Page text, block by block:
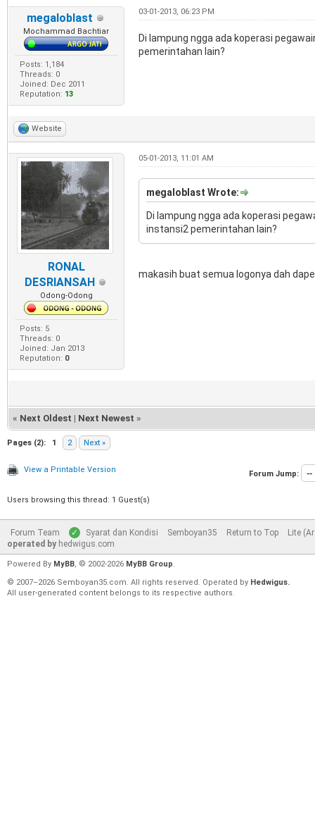
megaloblast
Mochammad Bachtiar
Posts: 1,184
Threads: 0
Joined: Dec 2011
Reputation: 13
03-01-2013, 06:23 PM
Di lampung ngga ada koperasi
pemerintahan lain?
Website
RONAL
DESRIANSAH
Odong-Odong
Posts: 5
Threads: 0
Joined: Jan 2013
Reputation: 0
05-01-2013, 11:01 AM
megaloblast Wrote:
Di lampung ngga ada koperasi
instansi2 pemerintahan lain?
makasih buat semua logonya dah
« Next Oldest | Next Newest »
Pages (2): 1 2 Next »
View a Printable Version Forum Jump:
Users browsing this thread: 1 Guest(s)
Forum Team Syarat dan Kondisi Semboyan35 Return to Top
Lite
operated by hedwigus.com
Powered By MyBB, © 2002-2026 MyBB Group.
© 2007–2026 Semboyan35.com. All rights reserved. Operated by Hedwigus.
All user-generated content belongs to its respective authors.